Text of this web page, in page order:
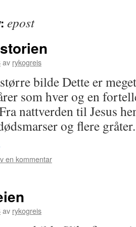
epost
av rykogreis
bilde Dette er
som hver og en
nattverden til Jesus
og flere
en kommentar
av rykogreis